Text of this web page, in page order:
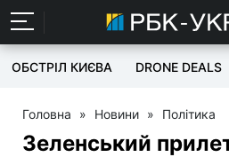
ОБСТРІЛ КИЄВА DRONE DEALS
Головна » Новини » Політика
Зеленський